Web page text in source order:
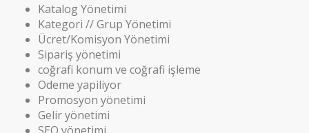
Katalog Yönetimi
Kategori // Grup Yönetimi
Ücret/Komisyon Yönetimi
Sipariş yönetimi
coğrafi konum ve coğrafi işleme
Odeme yapiliyor
Promosyon yönetimi
Gelir yönetimi
SEO yönetimi